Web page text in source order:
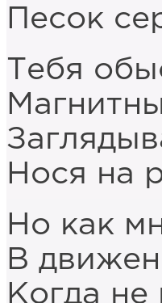
Песок
Тебя
Нося на
Но как
В
Когда не